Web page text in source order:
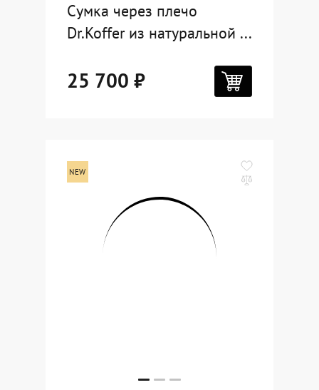
Сумка через плечо
Dr.Koffer из натуральной ...
25 700 ₽